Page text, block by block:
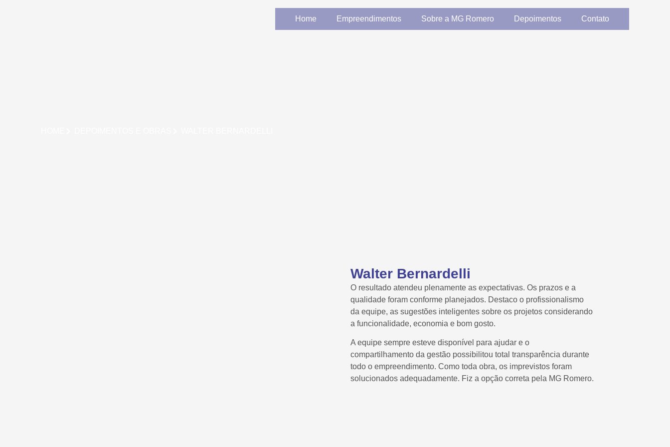
Home Empreendimentos Sobre a MG Romero Depoimentos Contato
Walter Bernardelli
O resultado atendeu plenamente as expectativas. Os prazos e a
qualidade foram conforme planejados. Destaco o profissionalismo
da equipe, as sugestões inteligentes sobre os projetos considerando
a funcionalidade, economia e bom gosto.
A equipe sempre esteve disponível para ajudar e o
compartilhamento da gestão possibilitou total transparência durante
todo o empreendimento. Como toda obra, os imprevistos foram
solucionados adequadamente. Fiz a opção correta pela MG Romero.